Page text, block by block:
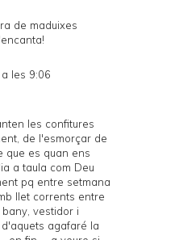
de maduixes
les 9:06
les confitures
de l'esmorçar de
que es quan ens
a taula com Deu
pq entre setmana
llet corrents entre
vestidor i
agafaré la